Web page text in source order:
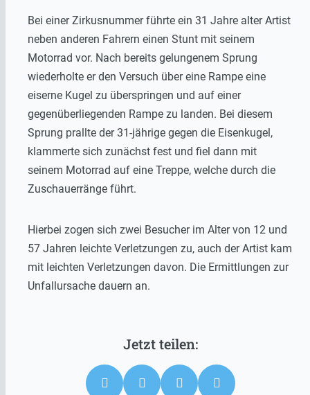
Bei einer Zirkusnummer führte ein 31 Jahre alter Artist
neben anderen Fahrern einen Stunt mit seinem
Motorrad vor. Nach bereits gelungenem Sprung
wiederholte er den Versuch über eine Rampe eine
eiserne Kugel zu überspringen und auf einer
gegenüberliegenden Rampe zu landen. Bei diesem
Sprung prallte der 31-jährige gegen die Eisenkugel,
klammerte sich zunächst fest und fiel dann mit
seinem Motorrad auf eine Treppe, welche durch die
Zuschauerränge führt.
Hierbei zogen sich zwei Besucher im Alter von 12 und
57 Jahren leichte Verletzungen zu, auch der Artist kam
mit leichten Verletzungen davon. Die Ermittlungen zur
Unfallursache dauern an.